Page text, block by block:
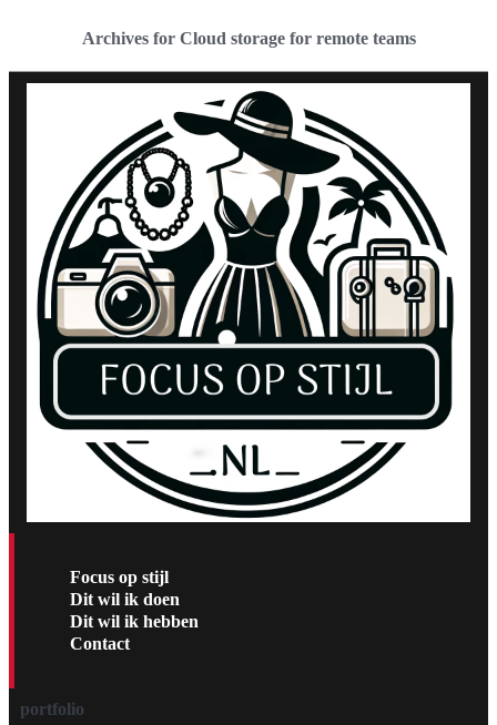
Archives for Cloud storage for remote teams
Focus op stijl
Dit wil ik doen
Dit wil ik hebben
Contact
portfolio